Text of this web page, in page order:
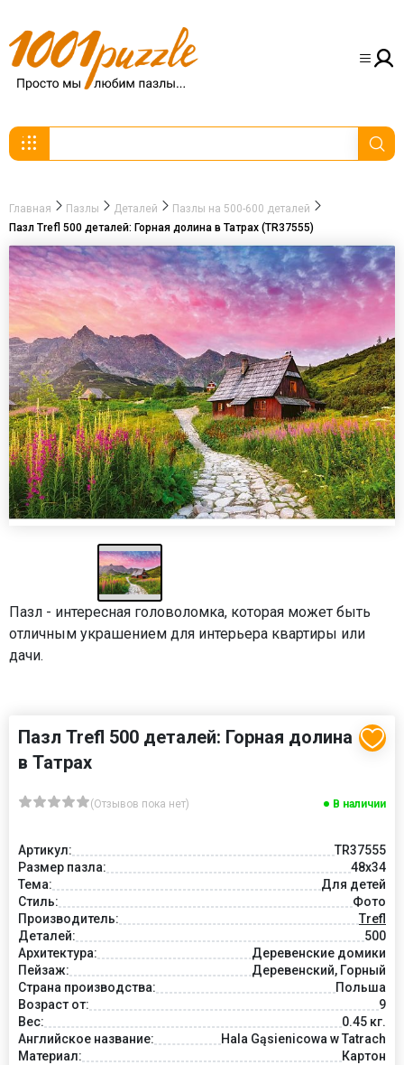
Главная Пазлы Деталей
Пазлы на 500-600 деталей
Пазл Trefl 500 деталей: Горная долина в Татрах (TR37555)
Пазл - интересная головоломка, которая может быть
отличным украшением для интерьера квартиры или
дачи.
Пазл Trefl 500 деталей: Горная долина
в Татрах
(Отзывов пока нет) В наличии
Артикул:
TR37555
Размер пазла:
48x34
Тема:
Для детей
Стиль:
Фото
Производитель:
Trefl
Деталей:
500
Архитектура:
Деревенские домики
Пейзаж:
Деревенский, Горный
Страна производства:
Польша
Возраст от:
9
Вес:
0.45 кг.
Английское название:
Hala Gąsienicowa w Tatrach
Материал:
Картон